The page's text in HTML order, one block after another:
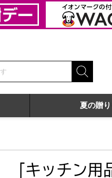
夏の贈
[キッチン用